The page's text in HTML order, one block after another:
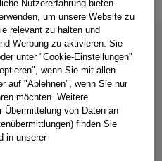
ein fester Bestandteil der
& Johnson.
vier bezahlten
nutzen –
gegenüber der
Summer Games
auf vielfältige Weise:
Nutzererfahrung bieten.
um unsere Website zu
relevant zu halten und
Werbung zu aktivieren. Sie
unter "Cookie-Einstellungen"
wenn Sie mit allen
auf "Ablehnen", wenn Sie nur
möchten. Weitere
Übermittelung von Daten an
finden Sie
in unserer